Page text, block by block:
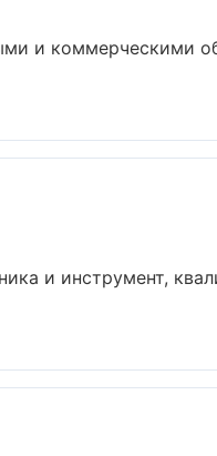
и коммерческими
и инструмент,